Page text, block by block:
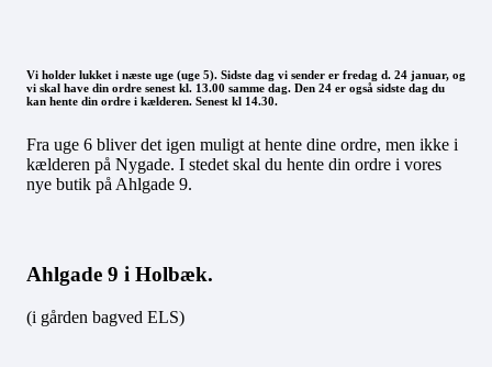
Vi holder lukket i næste uge (uge 5). Sidste dag vi sender er fredag d. 24 januar, og
vi skal have din ordre senest kl. 13.00 samme dag. Den 24 er også sidste dag du
kan hente din ordre i kælderen. Senest kl 14.30.
Fra uge 6 bliver det igen muligt at hente dine ordre, men ikke i
kælderen på Nygade. I stedet skal du hente din ordre i vores
nye butik på Ahlgade 9.
Ahlgade 9 i Holbæk.
(i gården bagved ELS)